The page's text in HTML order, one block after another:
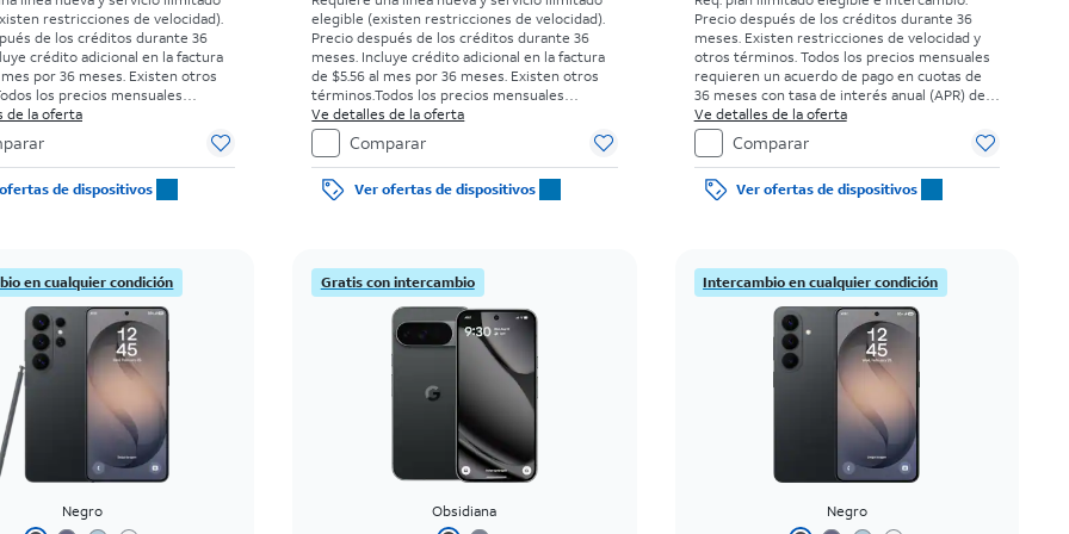
restricciones de velocidad).
de los créditos durante 36
crédito adicional en la factura
mes por 36 meses. Existen otros
los precios mensuales
acuerdo de pago en cuotas de
tasa de interés anual (APR) del
inicial para clientes elegibles y
antecedentes. El impuesto sobre
venta normal se paga al momento
de la oferta
de dispositivos
elegible (existen restricciones de velocidad).
Precio después de los créditos durante 36
meses. Incluye crédito adicional en la factura
de $5.56 al mes por 36 meses. Existen otros
términos.Todos los precios mensuales
requieren un acuerdo de pago en cuotas de
36 meses con tasa de interés anual (APR) del
0%. Sin cargo inicial para clientes elegibles y
con buenos antecedentes. El impuesto sobre
el precio de venta normal se paga al momento
Ve detalles de la oferta
Comparar
Ver ofertas de dispositivos
Precio después de los créditos durante 36
meses. Existen restricciones de velocidad y
otros términos. Todos los precios mensuales
requieren un acuerdo de pago en cuotas de
36 meses con tasa de interés anual (APR) del
0%. Sin cargo inicial para clientes elegibles y
con buenos antecedentes. El impuesto sobre
el precio de venta normal se paga al momento
de la compra. Existen restricciones.
Ve detalles de la oferta
Comparar
Ver ofertas de dispositivos
en cualquier condición
Negro
Gratis con intercambio
Obsidiana
Intercambio en cualquier condición
Negro